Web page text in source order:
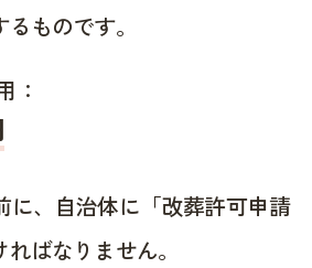
ものです。
：
に、自治体に「改葬許可申請
ばなりません。